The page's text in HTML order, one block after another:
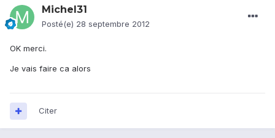
Michel31
Posté(e) 28 septembre 2012
OK merci.
Je vais faire ca alors
Citer